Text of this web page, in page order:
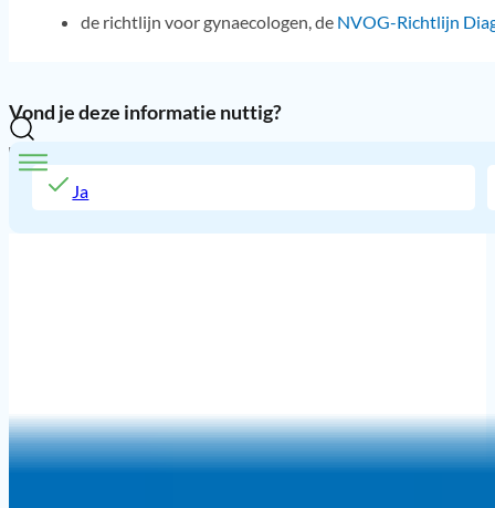
de richtlijn voor gynaecologen, de NVOG-Richtlijn
Vond je deze informatie nuttig?
Ja